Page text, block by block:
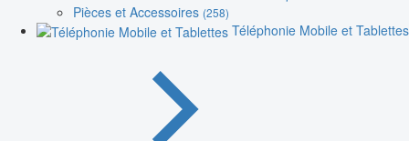
Pièces et Accessoires (258)
Téléphonie Mobile et Tablettes